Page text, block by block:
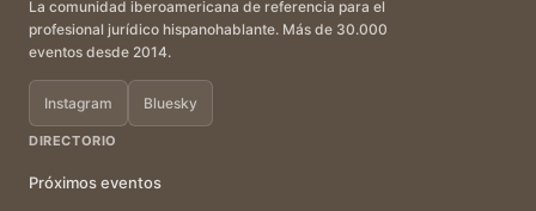
La comunidad iberoamericana de referencia para el
profesional jurídico hispanohablante. Más de 30.000
eventos desde 2014.
Instagram Bluesky
DIRECTORIO
Próximos eventos